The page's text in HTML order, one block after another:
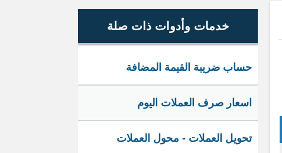
خدمات وأدوات ذات صلة
حساب ضريبة القيمة المضافة
اسعار صرف العملات اليوم
تحويل العملات - محول العملات